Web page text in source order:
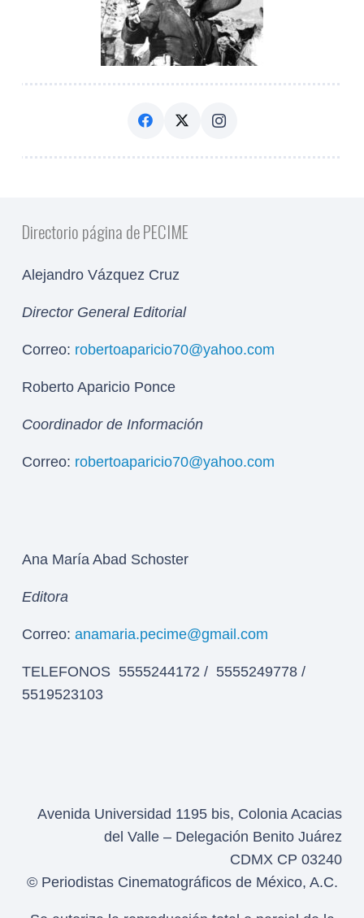
Directorio página de PECIME
Alejandro Vázquez Cruz
Director General Editorial
Correo: robertoaparicio70@yahoo.com
Roberto Aparicio Ponce
Coordinador de Información
Correo: robertoaparicio70@yahoo.com
Ana María Abad Schoster
Editora
Correo: anamaria.pecime@gmail.com
TELEFONOS 5555244172 / 5555249778 /
5519523103
Avenida Universidad 1195 bis, Colonia Acacias
del Valle – Delegación Benito Juárez
CDMX CP 03240
© Periodistas Cinematográficos de México, A.C.